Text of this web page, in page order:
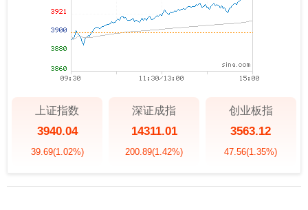
上证指数
3940.04
39.69(1.02%)
深证成指
14311.01
200.89(1.42%)
创业板指
3563.12
47.56(1.35%)